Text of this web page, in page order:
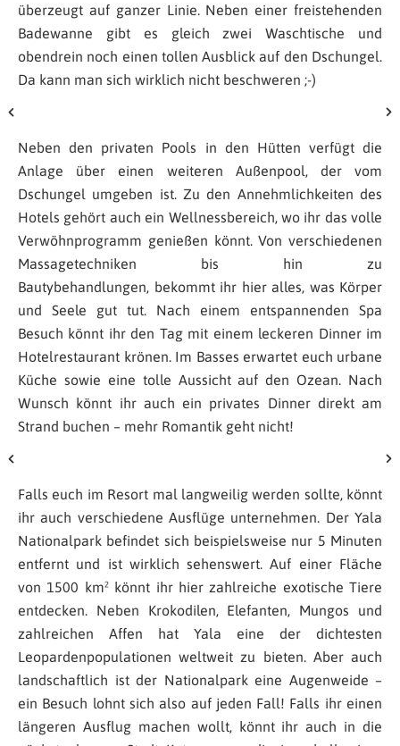
überzeugt auf ganzer Linie. Neben einer freistehenden
Badewanne gibt es gleich zwei Waschtische und
obendrein noch einen tollen Ausblick auf den Dschungel.
Da kann man sich wirklich nicht beschweren ;-)
Neben den privaten Pools in den Hütten verfügt die
Anlage über einen weiteren Außenpool, der vom
Dschungel umgeben ist. Zu den Annehmlichkeiten des
Hotels gehört auch ein Wellnessbereich, wo ihr das volle
Verwöhnprogramm genießen könnt. Von verschiedenen
Massagetechniken bis hin zu
Bautybehandlungen, bekommt ihr hier alles, was Körper
und Seele gut tut. Nach einem entspannenden Spa
Besuch könnt ihr den Tag mit einem leckeren Dinner im
Hotelrestaurant krönen. Im Basses erwartet euch urbane
Küche sowie eine tolle Aussicht auf den Ozean. Nach
Wunsch könnt ihr auch ein privates Dinner direkt am
Strand buchen – mehr Romantik geht nicht!
Falls euch im Resort mal langweilig werden sollte, könnt
ihr auch verschiedene Ausflüge unternehmen. Der Yala
Nationalpark befindet sich beispielsweise nur 5 Minuten
entfernt und ist wirklich sehenswert. Auf einer Fläche
von 1500 km² könnt ihr hier zahlreiche exotische Tiere
entdecken. Neben Krokodilen, Elefanten, Mungos und
zahlreichen Affen hat Yala eine der dichtesten
Leopardenpopulationen weltweit zu bieten. Aber auch
landschaftlich ist der Nationalpark eine Augenweide –
ein Besuch lohnt sich also auf jeden Fall! Falls ihr einen
längeren Ausflug machen wollt, könnt ihr auch in die